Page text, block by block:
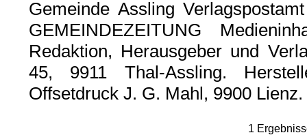
Gemeinde Assling
GEMEINDEZEITUNG
Redaktion, Herausgeber und
45, 9911 Thal-Assling.
Offsetdruck J. G. Mahl, 9900
1